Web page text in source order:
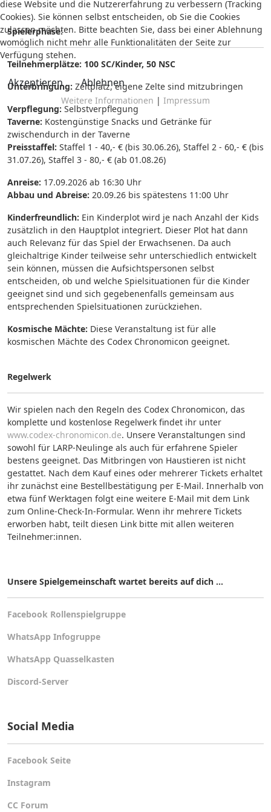
Spielerphase:
Teilnehmerplätze: 100 SC/Kinder, 50 NSC
Unterbringung: Zeltplatz, eigene Zelte sind mitzubringen
Verpflegung: Selbstverpflegung
Taverne: Kostengünstige Snacks und Getränke für
zwischendurch in der Taverne
Preisstaffel: Staffel 1 - 40,- € (bis 30.06.26), Staffel 2 - 60,- € (bis
31.07.26), Staffel 3 - 80,- € (ab 01.08.26)
Anreise: 17.09.2026 ab 16:30 Uhr
Abbau und Abreise: 20.09.26 bis spätestens 11:00 Uhr
Kinderfreundlich: Ein Kinderplot wird je nach Anzahl der Kids
zusätzlich in den Hauptplot integriert. Dieser Plot hat dann
auch Relevanz für das Spiel der Erwachsenen. Da auch
gleichaltrige Kinder teilweise sehr unterschiedlich entwickelt
sein können, müssen die Aufsichtspersonen selbst
entscheiden, ob und welche Spielsituationen für die Kinder
geeignet sind und sich gegebenenfalls gemeinsam aus
entsprechenden Spielsituationen zurückziehen.
Kosmische Mächte: Diese Veranstaltung ist für alle
kosmischen Mächte des Codex Chronomicon geeignet.
Regelwerk
Wir spielen nach den Regeln des Codex Chronomicon, das
komplette und kostenlose Regelwerk findet ihr unter
www.codex-chronomicon.de. Unsere Veranstaltungen sind
sowohl für LARP-Neulinge als auch für erfahrene Spieler
bestens geeignet. Das Mitbringen von Haustieren ist nicht
gestattet. Nach dem Kauf eines oder mehrerer Tickets erhaltet
ihr zunächst eine Bestellbestätigung per E-Mail. Innerhalb von
etwa fünf Werktagen folgt eine weitere E-Mail mit dem Link
zum Online-Check-In-Formular. Wenn ihr mehrere Tickets
erworben habt, teilt diesen Link bitte mit allen weiteren
Teilnehmer:innen.
Unsere Spielgemeinschaft wartet bereits auf dich ...
Facebook Rollenspielgruppe
WhatsApp Infogruppe
WhatsApp Quasselkasten
Discord-Server
Social Media
Facebook Seite
Instagram
CC Forum
diese Website und die Nutzererfahrung zu verbessern (Tracking
Cookies). Sie können selbst entscheiden, ob Sie die Cookies
zulassen möchten. Bitte beachten Sie, dass bei einer Ablehnung
womöglich nicht mehr alle Funktionalitäten der Seite zur
Verfügung stehen.
Akzeptieren Ablehnen
Weitere Informationen | Impressum